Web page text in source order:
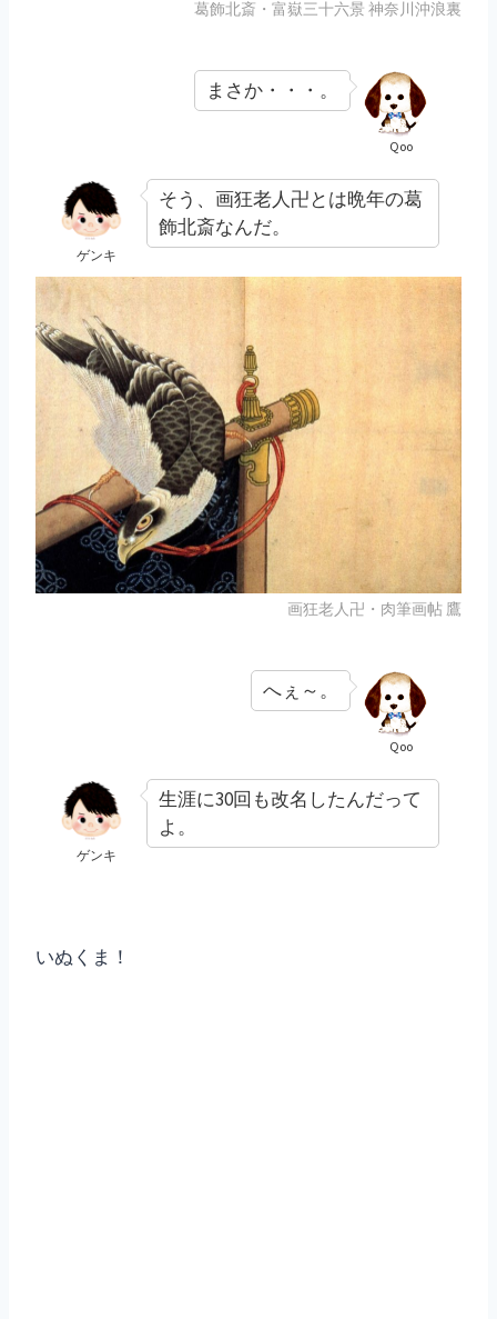
葛飾北斎・富嶽三十六景 神奈川沖浪裏
Qoo
まさか・・・。
ゲンキ
そう、画狂老人卍とは晩年の葛
飾北斎なんだ。
画狂老人卍・肉筆画帖 鷹
Qoo
へぇ～。
ゲンキ
生涯に30回も改名したんだって
よ。
いぬくま！